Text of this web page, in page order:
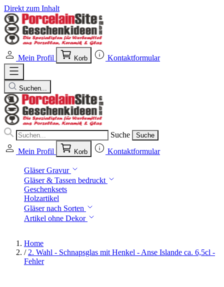
Direkt zum Inhalt
Mein Profil Korb Kontaktformular
Suchen...
Suche Suche
Mein Profil Korb Kontaktformular
Gläser Gravur
Gläser & Tassen bedruckt
Geschenksets
Holzartikel
Gläser nach Sorten
Artikel ohne Dekor
Home
/ 2. Wahl - Schnapsglas mit Henkel - Anse Islande ca. 6,5cl -
Fehler